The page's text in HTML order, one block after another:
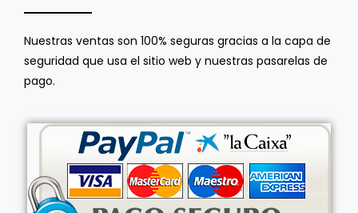
Nuestras ventas son 100% seguras gracias a la capa de
seguridad que usa el sitio web y nuestras pasarelas de
pago.